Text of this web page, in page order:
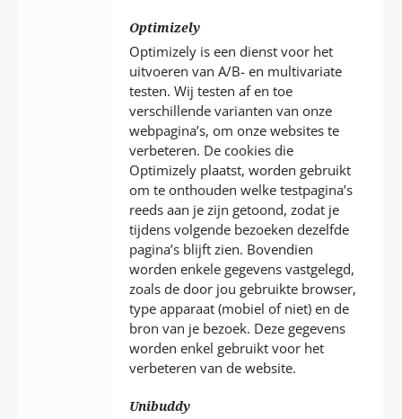
Optimizely
Optimizely is een dienst voor het
uitvoeren van A/B- en multivariate
testen. Wij testen af en toe
verschillende varianten van onze
webpagina’s, om onze websites te
verbeteren. De cookies die
Optimizely plaatst, worden gebruikt
om te onthouden welke testpagina’s
reeds aan je zijn getoond, zodat je
tijdens volgende bezoeken dezelfde
pagina’s blijft zien. Bovendien
worden enkele gegevens vastgelegd,
zoals de door jou gebruikte browser,
type apparaat (mobiel of niet) en de
bron van je bezoek. Deze gegevens
worden enkel gebruikt voor het
verbeteren van de website.
Unibuddy